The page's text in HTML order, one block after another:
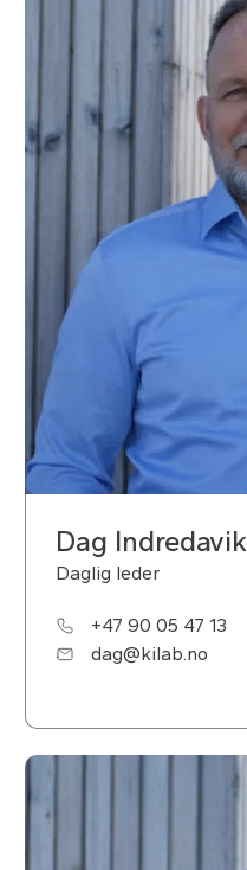
Dag Indredavik
Daglig leder
+47 90 05 47 13
dag@kilab.no